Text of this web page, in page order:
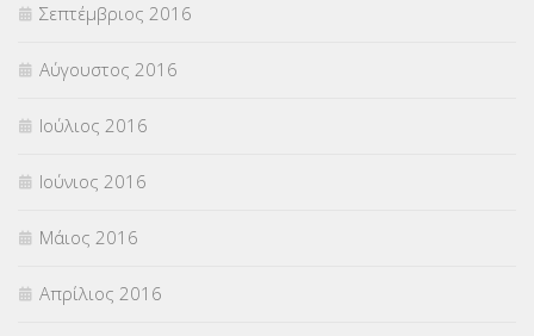
Σεπτέμβριος 2016
Αύγουστος 2016
Ιούλιος 2016
Ιούνιος 2016
Μάιος 2016
Απρίλιος 2016